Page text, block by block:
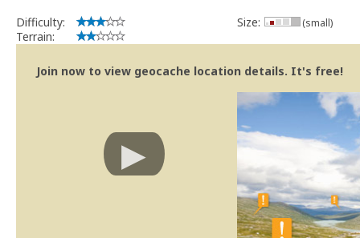
Difficulty:
Terrain:
Size: (small)
Join now to view geocache location details. It's free!